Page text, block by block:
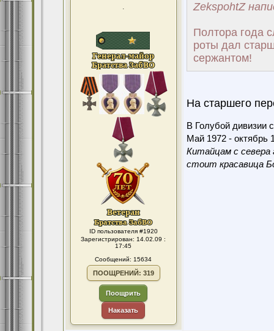
.
ID пользователя #1920
Зарегистрирован: 14.02.09 :
17:45
Сообщений: 15634
ПООЩРЕНИЙ: 319
Поощрить
Наказать
ZekspohtZ
Полтора года
роты дал
сержантом!
На старшего
В Голубой дивизии
Май 1972 - октябрь
Китайцам с севера
стоит красавица